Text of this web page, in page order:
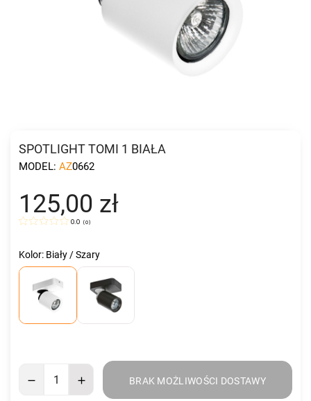
SPOTLIGHT TOMI 1 BIAŁA
MODEL: AZ0662
125,00 zł
0.0 (0)
Kolor: Biały / Szary
BRAK MOŻLIWOŚCI DOSTAWY